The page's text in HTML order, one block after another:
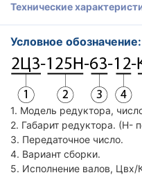
Технические
Условное обозначение:
1. Модель редуктора,
2. Габарит редуктора. (Н-
3. Передаточное число.
4. Вариант сборки.
5. Исполнение валов,